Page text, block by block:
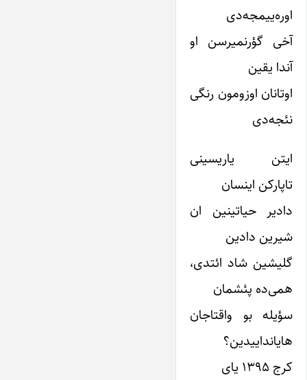
اوره‌ییمجه‌دی
آخی گؤرنمیرسن او
آندا یقین
اوتانان اوزومون رنگی
نئجه‌دی
ایتن یاریسینی
تاپارکن اینسان
دادیر حیاتینین ان
شیرین دادین
گلیشین شاد ائتدی،
همی‌ده پئشمان
سؤیله بو واقتاجان
هایانداییدین؟
کرج ۱۳۹۵ یای